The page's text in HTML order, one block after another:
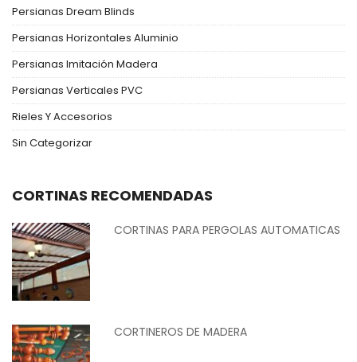
Persianas Dream Blinds
Persianas Horizontales Aluminio
Persianas Imitación Madera
Persianas Verticales PVC
Rieles Y Accesorios
Sin Categorizar
CORTINAS RECOMENDADAS
CORTINAS PARA PERGOLAS AUTOMATICAS
CORTINEROS DE MADERA